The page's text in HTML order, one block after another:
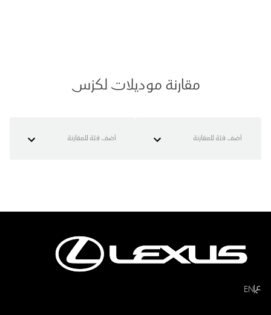
مقارنة موديلات لكزس
أضف فئة للمقارنة أضف فئة للمقارنة
ع EN